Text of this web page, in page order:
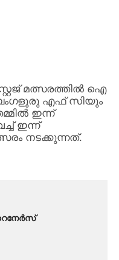
മത്സരത്തിൽ ഐ
എഫ് സിയും
ഇന്ന്
ഇന്ന്
നടക്കുന്നത്.